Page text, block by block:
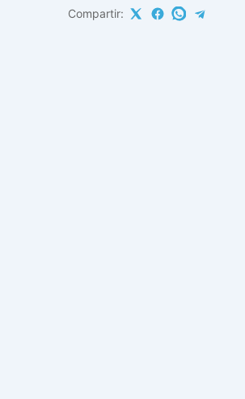
Compartir: